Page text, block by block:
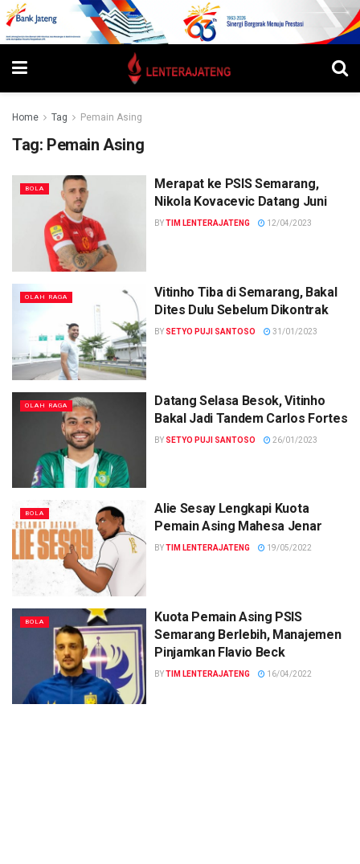
Home Tag Pemain Asing
Tag: Pemain Asing
BOLA
Merapat ke PSIS Semarang,
Nikola Kovacevic Datang Juni
BYTIM LENTERAJATENG 12/04/2023
OLAH RAGA
Vitinho Tiba di Semarang, Bakal
Dites Dulu Sebelum Dikontrak
BY SETYO PUJI SANTOSO 31/01/2023
OLAH RAGA
Datang Selasa Besok, Vitinho
Bakal Jadi Tandem Carlos Fortes
BY SETYO PUJI SANTOSO 26/01/2023
BOLA
Alie Sesay Lengkapi Kuota
Pemain Asing Mahesa Jenar
BYTIM LENTERAJATENG 19/05/2022
BOLA
Kuota Pemain Asing PSIS
Semarang Berlebih, Manajemen
Pinjamkan Flavio Beck
BYTIM LENTERAJATENG 16/04/2022